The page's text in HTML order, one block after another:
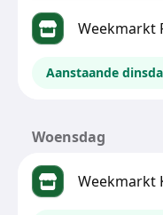
Weekmarkt
Aanstaande
Woensdag
Weekmarkt